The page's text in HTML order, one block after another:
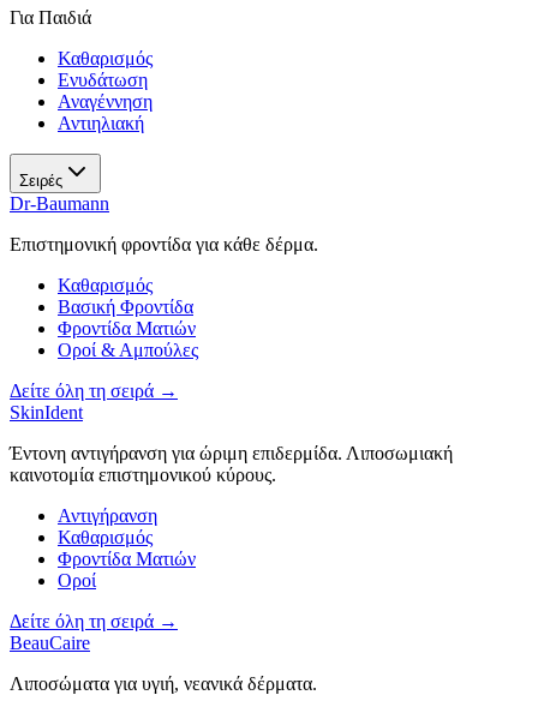
Για Παιδιά
Καθαρισμός
Ενυδάτωση
Αναγέννηση
Αντιηλιακή
Σειρές
Dr-Baumann
Επιστημονική φροντίδα για κάθε δέρμα.
Καθαρισμός
Βασική Φροντίδα
Φροντίδα Ματιών
Οροί & Αμπούλες
Δείτε όλη τη σειρά →
SkinIdent
Έντονη αντιγήρανση για ώριμη επιδερμίδα. Λιποσωμιακή
καινοτομία επιστημονικού κύρους.
Αντιγήρανση
Καθαρισμός
Φροντίδα Ματιών
Οροί
Δείτε όλη τη σειρά →
BeauCaire
Λιποσώματα για υγιή, νεανικά δέρματα.